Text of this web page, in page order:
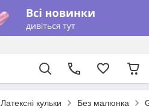
Латексні кульки Без малюнка